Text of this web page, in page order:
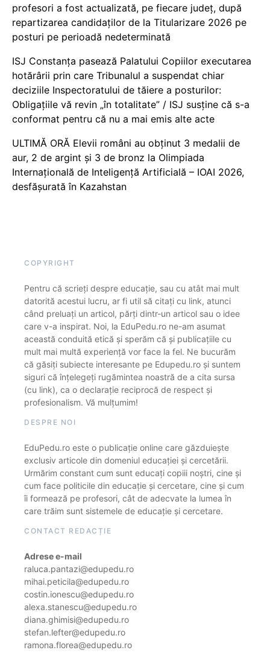
profesori a fost actualizată, pe fiecare județ, după
repartizarea candidaților de la Titularizare 2026 pe
posturi pe perioadă nedeterminată
ISJ Constanța pasează Palatului Copiilor executarea
hotărârii prin care Tribunalul a suspendat chiar
deciziile Inspectoratului de tăiere a posturilor:
Obligațiile vă revin „în totalitate” / ISJ susține că s-a
conformat pentru că nu a mai emis alte acte
ULTIMĂ ORĂ Elevii români au obținut 3 medalii de
aur, 2 de argint și 3 de bronz la Olimpiada
Internațională de Inteligență Artificială – IOAI 2026,
desfășurată în Kazahstan
COPYRIGHT
Pentru că scrieți despre educație, sau cu atât mai mult
datorită acestui lucru, ar fi util să citați cu link, atunci
când preluați un articol, părți dintr-un articol sau o idee
care v-a inspirat. Noi, la EduPedu.ro ne-am asumat
această conduită etică și sperăm că și publicațiile cu
mult mai multă experiență vor face la fel. Ne bucurăm
că găsiți subiecte interesante pe Edupedu.ro și suntem
siguri că înțelegeți rugămintea noastră de a cita sursa
(cu link), ca o declarație reciprocă de respect și
profesionalism. Vă mulțumim!
DESPRE NOI
EduPedu.ro este o publicație online care găzduiește
exclusiv articole din domeniul educației și cercetării.
Urmărim constant cum sunt educați copiii noștri, cine și
cum face politicile din educație și cercetare, cine și cum
îi formează pe profesori, cât de adecvate la lumea în
care trăim sunt sistemele de educație și cercetare.
CONTACT REDACȚIE
Adrese e-mail
raluca.pantazi@edupedu.ro
mihai.peticila@edupedu.ro
costin.ionescu@edupedu.ro
alexa.stanescu@edupedu.ro
diana.ghimisi@edupedu.ro
stefan.lefter@edupedu.ro
ramona.florea@edupedu.ro